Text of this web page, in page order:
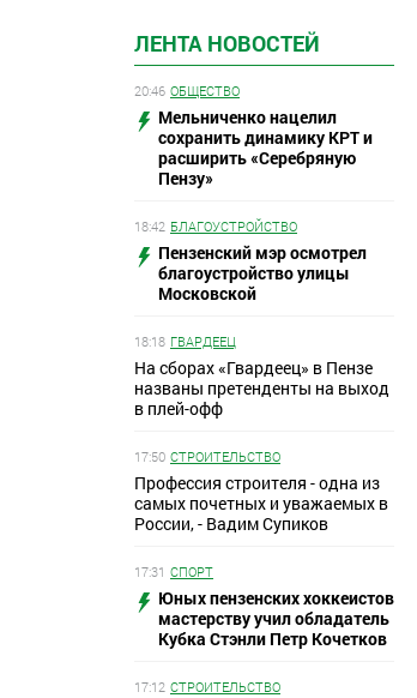
ЛЕНТА НОВОСТЕЙ
20:46 ОБЩЕСТВО
Мельниченко нацелил
сохранить динамику КРТ и
расширить «Серебряную
Пензу»
18:42 БЛАГОУСТРОЙСТВО
Пензенский мэр осмотрел
благоустройство улицы
Московской
18:18 ГВАРДЕЕЦ
На сборах «Гвардеец» в Пензе
названы претенденты на выход
в плей-офф
17:50 СТРОИТЕЛЬСТВО
Профессия строителя - одна из
самых почетных и уважаемых в
России, - Вадим Супиков
17:31 СПОРТ
Юных пензенских хоккеистов
мастерству учил обладатель
Кубка Стэнли Петр Кочетков
17:12 СТРОИТЕЛЬСТВО